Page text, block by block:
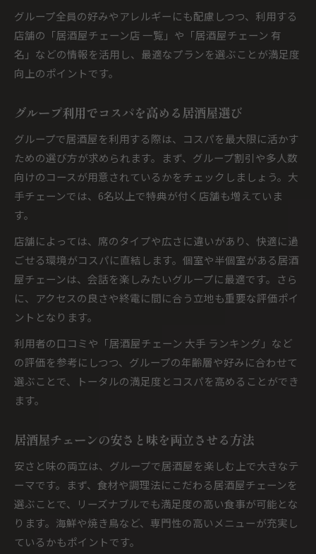
グループ全員の好みやアレルギーにも配慮しつつ、利用する
店舗の「居酒屋チェーン店 一覧」や「居酒屋チェーン 有
名」などの情報を活用し、最適なプランを選ぶことが満足度
向上のポイントです。
グループ利用でコスパを高める居酒屋選び
グループで居酒屋を利用する際は、コスパを最大限に活かす
ための選び方が求められます。まず、グループ割引や多人数
向けのコースが用意されているかをチェックしましょう。大
手チェーンでは、6名以上で特典が付く店舗も増えていま
す。
店舗によっては、席のタイプや広さに違いがあり、快適に過
ごせる環境がコスパに直結します。個室や半個室がある居酒
屋チェーンは、会話を楽しみたいグループに最適です。さら
に、アクセスの良さや終電に間に合う立地も重要な評価ポイ
ントとなります。
利用者の口コミや「居酒屋チェーン 大手 ランキング」など
の評価を参考にしつつ、グループの年齢層や好みに合わせて
選ぶことで、トータルの満足度とコスパを高めることができ
ます。
居酒屋チェーンの安さと味を両立させる方法
安さと味の両立は、グループで居酒屋を楽しむ上で大きなテ
ーマです。まず、食材や調理法にこだわる居酒屋チェーンを
選ぶことで、リーズナブルでも満足度の高い食事が可能とな
ります。海鮮や焼き鳥など、専門性の高いメニューが充実し
ているかもポイントです。